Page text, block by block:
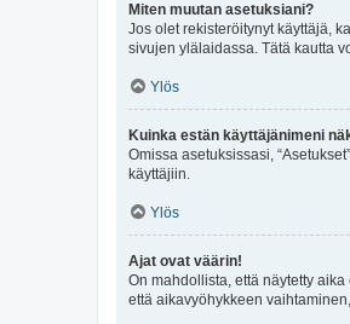
Miten muutan asetuksiani?
Jos olet rekisteröitynyt käyttäjä,
sivujen ylälaidassa. Tätä kautta
Ylös
Kuinka estän käyttäjänimeni
Omissa asetuksissasi,
käyttäjiin.
Ylös
Ajat ovat väärin!
On mahdollista, että näytetty
että aikavyöhykkeen